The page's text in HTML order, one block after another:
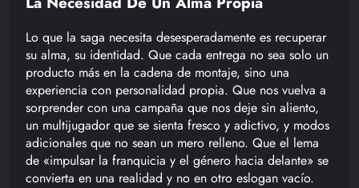
Lo que la saga necesita desesperadamente es recuperar
su alma, su identidad. Que cada entrega no sea solo un
producto más en la cadena de montaje, sino una
experiencia con personalidad propia. Que nos vuelva a
sorprender con una campaña que nos deje sin aliento,
un multijugador que se sienta fresco y adictivo, y modos
adicionales que no sean un mero relleno. Que el lema
de «impulsar la franquicia y el género hacia delante» se
convierta en una realidad y no en otro eslogan vacío.